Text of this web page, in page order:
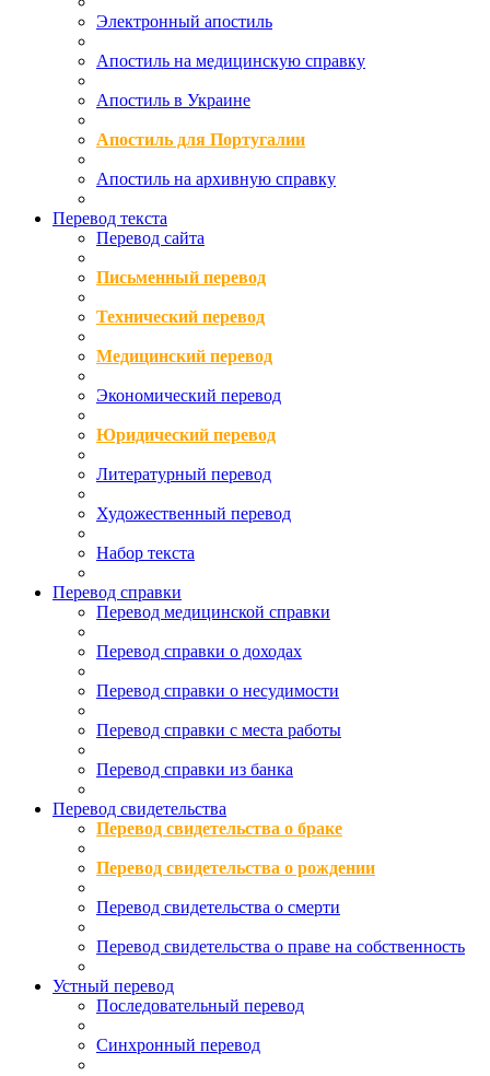
Электронный апостиль
Апостиль на медицинскую справку
Апостиль в Украине
Апостиль для Португалии
Апостиль на архивную справку
Перевод текста
Перевод сайта
Письменный перевод
Технический перевод
Медицинский перевод
Экономический перевод
Юридический перевод
Литературный перевод
Художественный перевод
Набор текста
Перевод справки
Перевод медицинской справки
Перевод справки о доходах
Перевод справки о несудимости
Перевод справки с места работы
Перевод справки из банка
Перевод свидетельства
Перевод свидетельства о браке
Перевод свидетельства о рождении
Перевод свидетельства о смерти
Перевод свидетельства о праве на собственность
Устный перевод
Последовательный перевод
Синхронный перевод